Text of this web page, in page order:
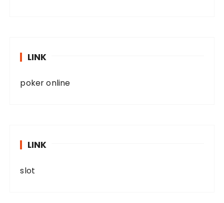
LINK
poker online
LINK
slot